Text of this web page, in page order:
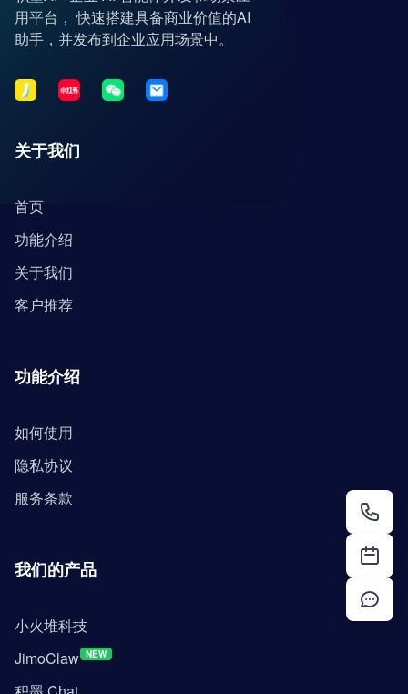
用平台， 快速搭建具备商业价值的AI
助手，并发布到企业应用场景中。
关于我们
首页
功能介绍
关于我们
客户推荐
功能介绍
如何使用
隐私协议
服务条款
我们的产品
小火堆科技
JimoClaw NEW